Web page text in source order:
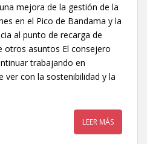
mejora de la gestión de la
en el Pico de Bandama y la
al punto de recarga de
otros asuntos El consejero
trabajando en
ver con la sostenibilidad y la
LEER MÁS